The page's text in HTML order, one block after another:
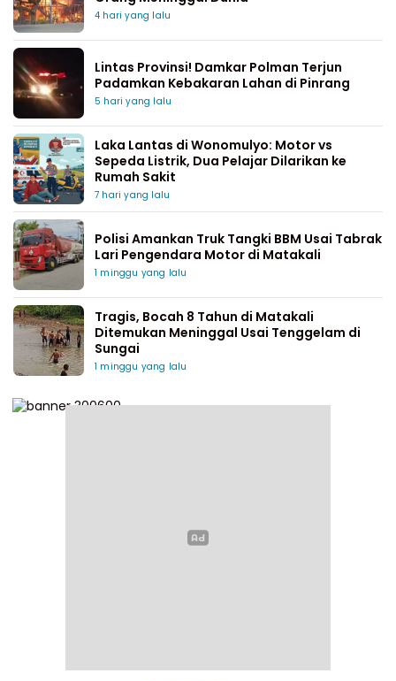
4 hari yang lalu
Lintas Provinsi! Damkar Polman Terjun
Padamkan Kebakaran Lahan di Pinrang
5 hari yang lalu
Laka Lantas di Wonomulyo: Motor vs
Sepeda Listrik, Dua Pelajar Dilarikan ke
Rumah Sakit
7 hari yang lalu
Polisi Amankan Truk Tangki BBM Usai Tabrak
Lari Pengendara Motor di Matakali
1 minggu yang lalu
Tragis, Bocah 8 Tahun di Matakali
Ditemukan Meninggal Usai Tenggelam di
Sungai
1 minggu yang lalu